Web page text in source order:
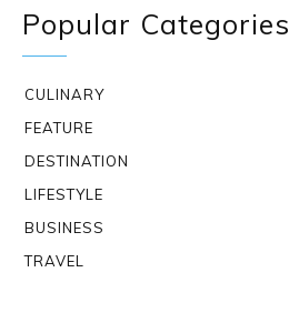
Popular Categories
CULINARY
FEATURE
DESTINATION
LIFESTYLE
BUSINESS
TRAVEL